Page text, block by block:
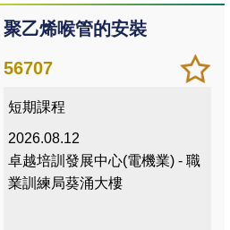
聚乙烯喉管的安裝
加
入/
愛的
儲存
課程
56707
短期課程
2026.08.12
卓越培訓發展中心(電機業) - 職
業訓練局葵涌大樓